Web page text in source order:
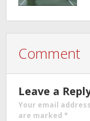
Comment
Leave a
Your email
are marked *